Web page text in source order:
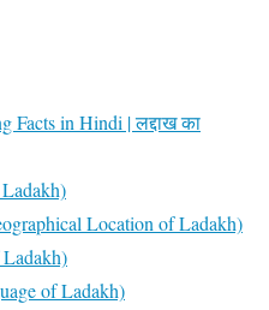
Facts in Hindi | लद्दाख का
Location of Ladakh)
of Ladakh)